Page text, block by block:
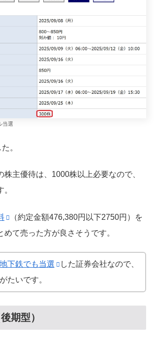
当選
。
株主優待は、1000株以上必要なので、
（約定金額476,380円以下2750円）を
めて売った方が良さそうです。
下鉄でも当選
した証券会社なので、
たいです。
期型）